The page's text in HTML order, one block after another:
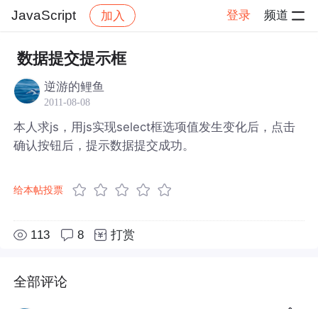
JavaScript 加入 登录 频道
社区 JavaScript
数据提交提示框
逆游的鲤鱼
2011-08-08
本人求js，用js实现select框选项值发生变化后，点击
确认按钮后，提示数据提交成功。
给本帖投票
113 8 打赏
全部评论